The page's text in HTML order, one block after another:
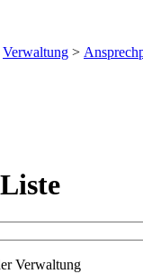
Verwaltung >
Verwaltung